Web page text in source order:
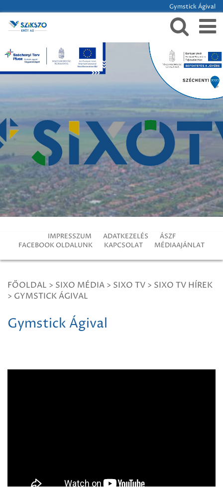
Gymstick Ágival
IMPRESSZUM ADATKEZELÉS
ÁSZF
FACEBOOK OLDALUNK
KAPCSOLAT MÉDIAAJÁNLAT
FŐOLDAL > SIXO MÉDIA > SIXO TV > SIXO TV HÍREK
> GYMSTICK ÁGIVAL
Gymstick Ágival